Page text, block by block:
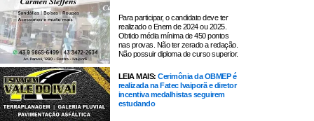
Para participar, o candidato deve ter
realizado o Enem de 2024 ou 2025.
Obtido média mínima de 450 pontos
nas provas. Não ter zerado a redação.
Não possuir diploma de curso superior.
LEIA MAIS:Cerimônia da OBMEP é
realizada na Fatec Ivaiporã e diretor
incentiva medalhistas seguirem
estudando